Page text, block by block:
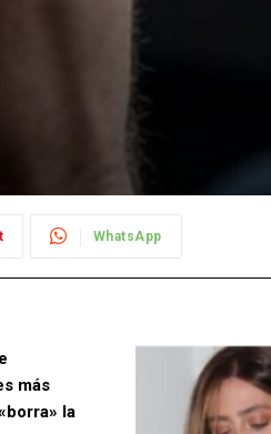
WhatsApp
más
la